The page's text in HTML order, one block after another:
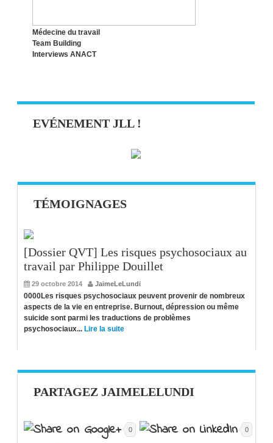
Médecine du travail
Team Building
Interviews ANACT
EVÉNEMENT JLL !
TÉMOIGNAGES
[Dossier QVT] Les risques psychosociaux au
travail par Philippe Douillet
29 octobre 2014 JaimeLeLundi
0000Les risques psychosociaux peuvent provenir de nombreux
aspects de la vie en entreprise. Burnout, dépression ou même
suicide sont parmi les traductions de problèmes
psychosociaux... Lire la suite
PARTAGEZ JAIMELELUNDI
0 0